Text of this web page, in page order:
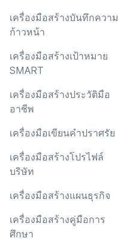
เครื่องมือสร้างบันทึกความ
ก้าวหน้า
เครื่องมือสร้างเป้าหมาย
SMART
เครื่องมือสร้างประวัติมือ
อาชีพ
เครื่องมือเขียนคำปราศรัย
เครื่องมือสร้างโปรไฟล์
บริษัท
เครื่องมือสร้างแผนธุรกิจ
เครื่องมือสร้างคู่มือการ
ศึกษา